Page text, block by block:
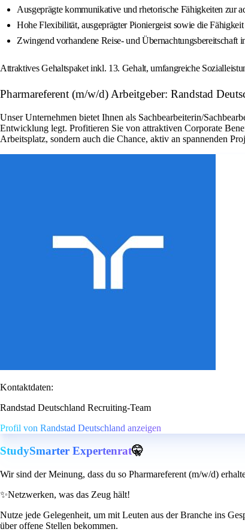
Ausgeprägte kommunikative und rhetorische Fähigkeiten zur
Hohe Flexibilität, ausgeprägter Pioniergeist sowie die
Zwingend vorhandene Reise- und Übernachtungsbereitschaft
Attraktives Gehaltspaket inkl. 13. Gehalt, umfangreiche
Pharmareferent (m/w/d) Arbeitgeber: Randstad
Unser Unternehmen bietet Ihnen als Sachbearbeiterin/
Entwicklung legt. Profitieren Sie von attraktiven Corporate
Arbeitsplatz, sondern auch die Chance, aktiv an spannenden
Kontaktdaten:
Randstad Deutschland Recruiting-Team
Profil von Randstad Deutschland anzeigen
StudySmarter Expertenrat🤫
Wir sind der Meinung, dass du so Pharmareferent (m/w/d)
✨Netzwerken, was das Zeug hält!
Nutze jede Gelegenheit, um mit Leuten aus der Branche ins
über offene Stellen bekommen.